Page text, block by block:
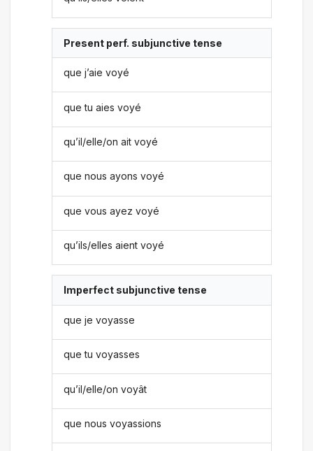
Present perf. subjunctive tense
que j’aie voyé
que tu aies voyé
qu’il/elle/on ait voyé
que nous ayons voyé
que vous ayez voyé
qu’ils/elles aient voyé
Imperfect subjunctive tense
que je voyasse
que tu voyasses
qu’il/elle/on voyât
que nous voyassions